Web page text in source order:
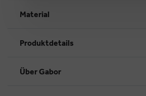
Material
Produktdetails
Über Gabor